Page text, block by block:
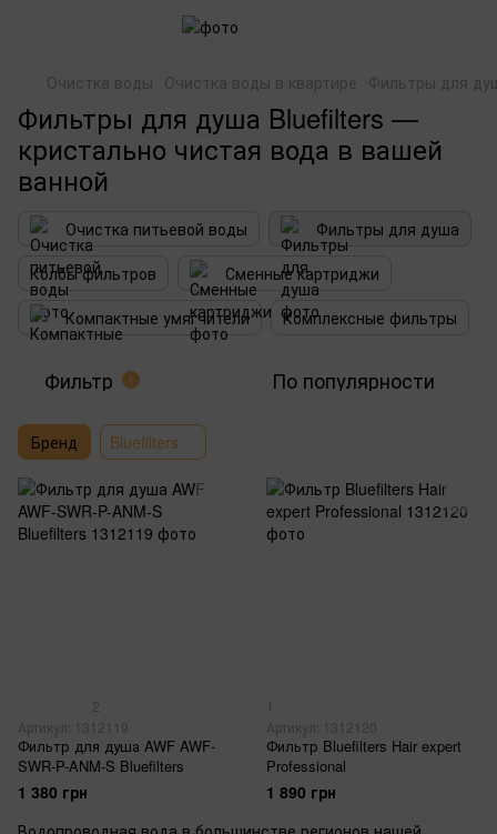
Очистка воды Очистка воды в квартире Фильтры для
Фильтры для душа Bluefilters —
кристально чистая вода в вашей
ванной
Очистка питьевой воды
Фильтры для душа
Колбы фильтров
Сменные картриджи
Компактные умягчители
Комплексные фильтры
Фильтр 1 По популярности
Бренд Bluefilters
2
Артикул: 1312119
Фильтр для душа AWF AWF-
SWR-P-ANM-S Bluefilters
1 380 грн
1
Артикул: 1312120
Фильтр Bluefilters Hair expert
Professional
1 890 грн